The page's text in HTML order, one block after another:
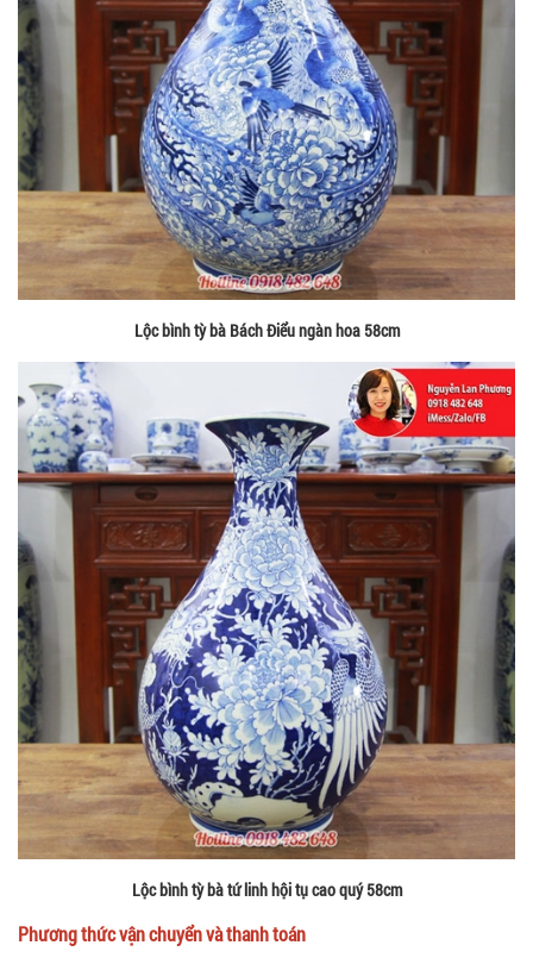
Lộc bình tỳ bà Bách Điểu ngàn hoa 58cm
Lộc bình tỳ bà tứ linh hội tụ cao quý 58cm
Phương thức vận chuyển và thanh toán